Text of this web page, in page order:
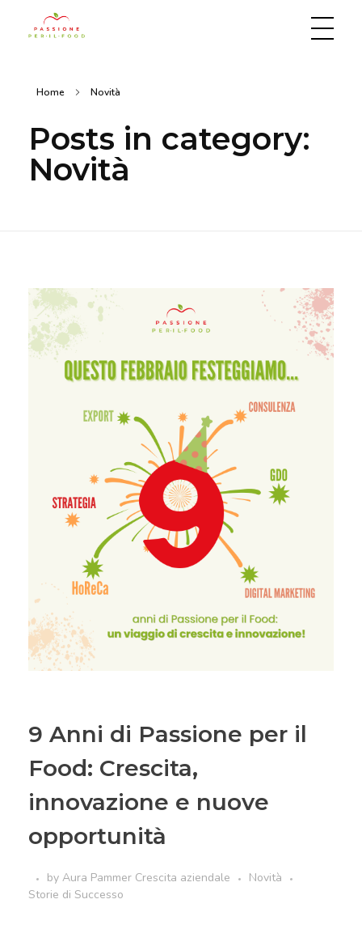
Home Novità
Posts in category:
Novità
9 Anni di Passione per il
Food: Crescita,
innovazione e nuove
opportunità
by Aura Pammer Crescita aziendale
Novità
Storie di Successo